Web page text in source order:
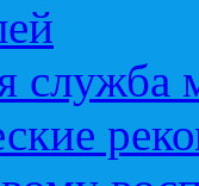
служба